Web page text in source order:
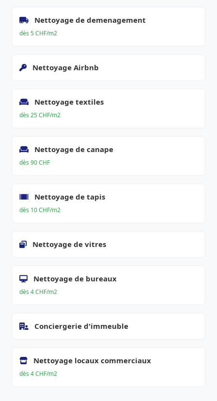
Nettoyage de demenagement
dès 5 CHF/m2
Nettoyage Airbnb
Nettoyage textiles
dès 25 CHF/m2
Nettoyage de canape
dès 90 CHF
Nettoyage de tapis
dès 10 CHF/m2
Nettoyage de vitres
Nettoyage de bureaux
dès 4 CHF/m2
Conciergerie d'immeuble
Nettoyage locaux commerciaux
dès 4 CHF/m2